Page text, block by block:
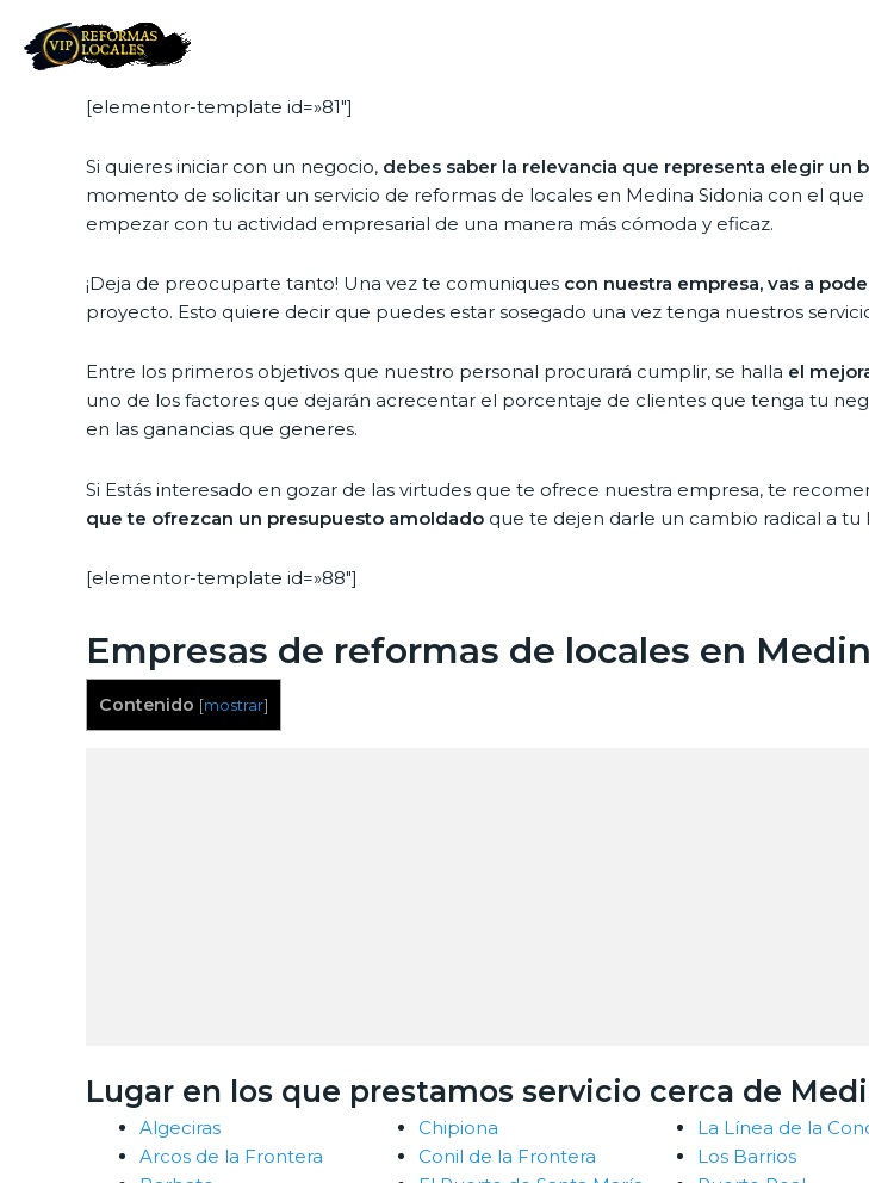
[elementor-template id=»81″]
Si quieres iniciar con un negocio, debes saber la relevancia que representa elegir un
momento de solicitar un servicio de reformas de locales en Medina Sidonia con el
empezar con tu actividad empresarial de una manera más cómoda y eficaz.
¡Deja de preocuparte tanto! Una vez te comuniques con nuestra empresa, vas a
proyecto. Esto quiere decir que puedes estar sosegado una vez tenga nuestros
Entre los primeros objetivos que nuestro personal procurará cumplir, se halla el
uno de los factores que dejarán acrecentar el porcentaje de clientes que tenga tu
en las ganancias que generes.
Si Estás interesado en gozar de las virtudes que te ofrece nuestra empresa, te
que te ofrezcan un presupuesto amoldado que te dejen darle un cambio radical a tu
[elementor-template id=»88″]
Empresas de reformas de locales en
Contenido [mostrar]
Lugar en los que prestamos servicio cerca de
Algeciras
Arcos de la Frontera
Chipiona
Conil de la Frontera
La Línea de la
Los Barrios